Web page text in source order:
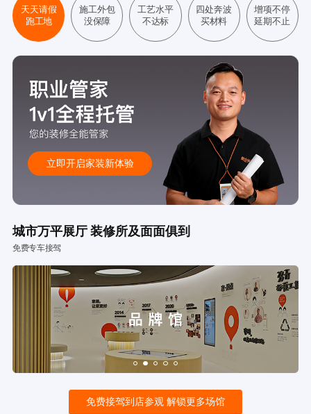
天天请假
跑工地
施工外包
没保障
工艺水平
不达标
四处奔波
买材料
增项不停
延期不止
立即开启家装新体验
城市万平展厅 装修所及面面俱到
免费专车接驾
免费接驾到店参观 解锁更多场馆